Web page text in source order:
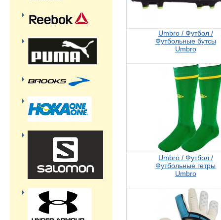
Umbro / Футбол /
Футбольные бутсы
Umbro
Umbro / Футбол /
Футбольные гетры
Umbro